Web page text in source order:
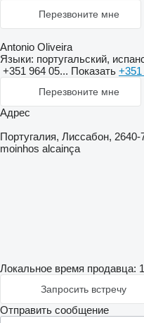
Перезвоните мне
Antonio Oliveira
Языки: португальский,
+351 964 05... Показать +351
Перезвоните мне
Адрес
Португалия, Лиссабон,
moinhos alcainça
Локальное время продавца:
Запросить встречу
Отправить сообщение